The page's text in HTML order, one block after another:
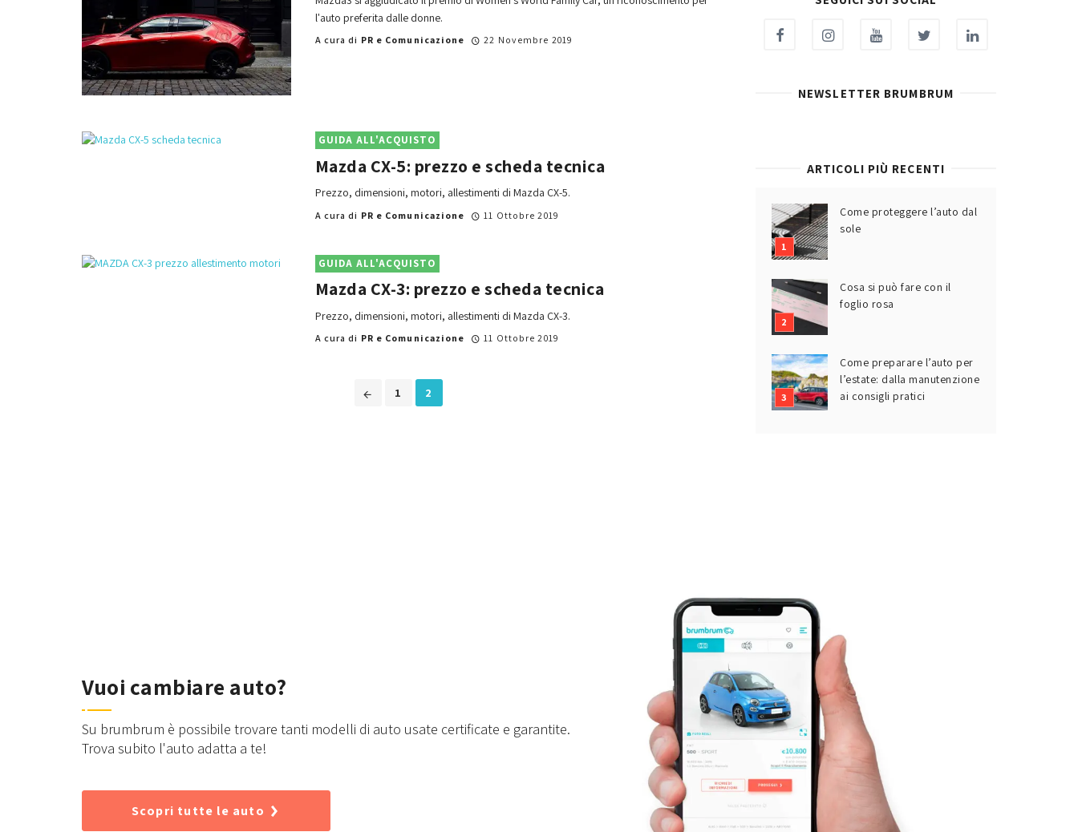
l'auto preferita dalle donne.
A cura di PR e Comunicazione 22 Novembre 2019
GUIDA ALL'ACQUISTO
Mazda CX-5: prezzo e scheda tecnica
Prezzo, dimensioni, motori, allestimenti di Mazda CX-5.
A cura di PR e Comunicazione 11 Ottobre 2019
GUIDA ALL'ACQUISTO
Mazda CX-3: prezzo e scheda tecnica
Prezzo, dimensioni, motori, allestimenti di Mazda CX-3.
A cura di PR e Comunicazione 11 Ottobre 2019
1 2
NEWSLETTER BRUMBRUM
ARTICOLI PIÙ RECENTI
Come proteggere l’auto dal
sole
Cosa si può fare con il
foglio rosa
Come preparare l’auto per
l’estate: dalla manutenzione
ai consigli pratici
Vuoi cambiare auto?
Su brumbrum è possibile trovare tanti modelli di auto usate certificate e garantite.
Trova subito l'auto adatta a te!
Scopri tutte le auto